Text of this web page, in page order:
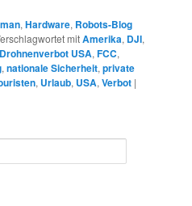
,Hardware, Robots-Blog
mitAmerika, DJI,
Drohnenverbot USA,FCC,
,nationale Sicherheit,private
, Urlaub, USA,Verbot |